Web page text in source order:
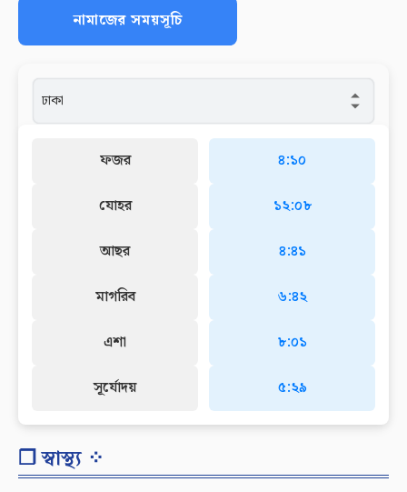
নামাজের সময়সূচি
ফজর
যোহর
আছর
মাগরিব
এশা
সূর্যোদয়
৪:১০
১২:০৮
৪:৪১
৬:৪২
৮:০১
৫:২৯
❐ স্বাস্থ্য ⁘